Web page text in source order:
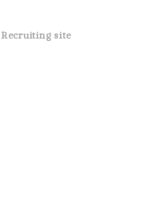
Recruiting site